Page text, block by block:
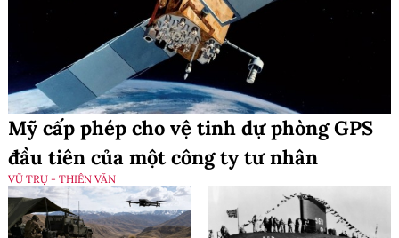
Mỹ cấp phép cho vệ tinh dự phòng GPS
đầu tiên của một công ty tư nhân
VŨ TRỤ - THIÊN VĂN